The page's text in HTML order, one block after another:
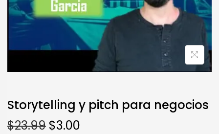
Storytelling y pitch para negocios
$23.99 $3.00